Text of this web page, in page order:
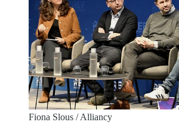
Fiona Slous / Alliancy